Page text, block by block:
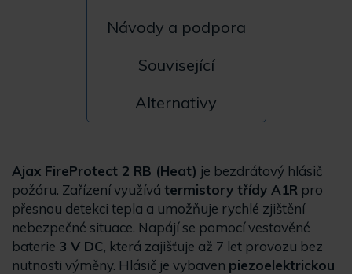
Návody a podpora
Související
Alternativy
Ajax FireProtect 2 RB (Heat) je bezdrátový hlásič
požáru. Zařízení využívá termistory třídy A1R pro
přesnou detekci tepla a umožňuje rychlé zjištění
nebezpečné situace. Napájí se pomocí vestavěné
baterie 3 V DC, která zajišťuje až 7 let provozu bez
nutnosti výměny. Hlásič je vybaven piezoelektrickou